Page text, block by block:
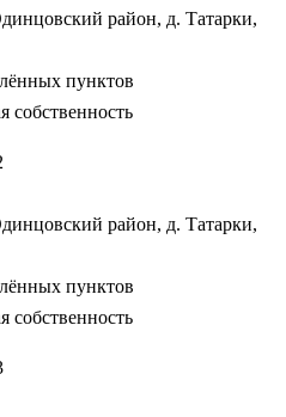
район, д. Татарки,
пунктов
собственность
район, д. Татарки,
пунктов
собственность